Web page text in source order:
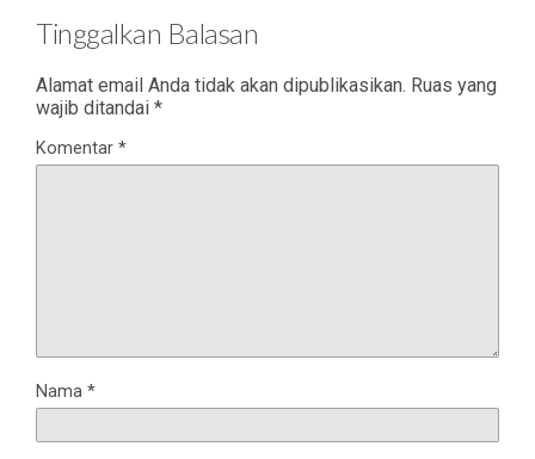
Tinggalkan Balasan
Alamat email Anda tidak akan dipublikasikan. Ruas yang
wajib ditandai *
Komentar *
Nama *